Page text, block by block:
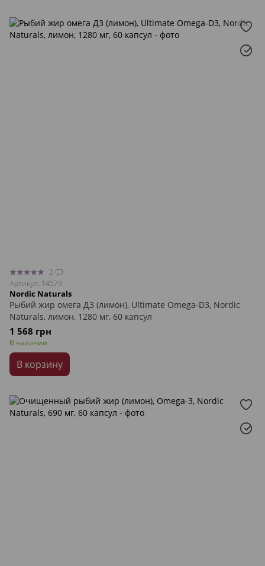
2
Артикул: 14579
Nordic Naturals
Рыбий жир омега Д3 (лимон), Ultimate Omega-D3, Nordic
Naturals, лимон, 1280 мг, 60 капсул
1 568 грн
В наличии
В корзину